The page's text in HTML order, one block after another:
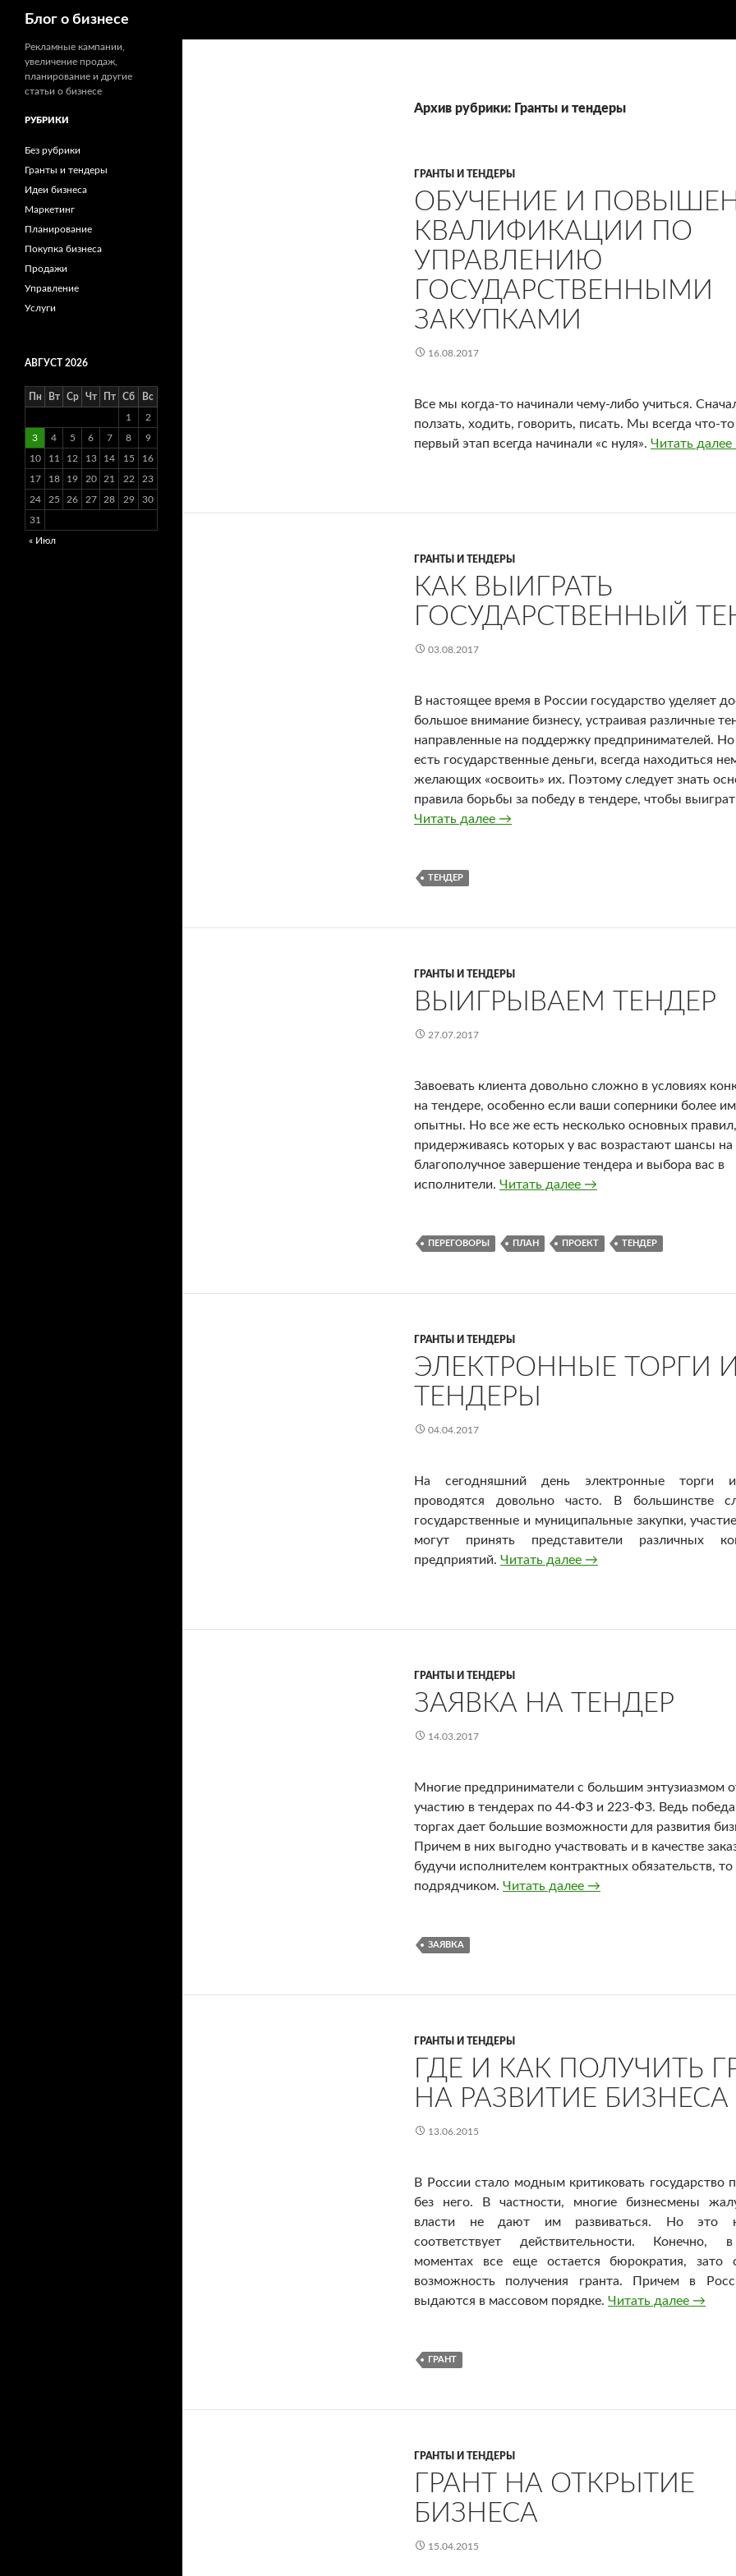
Блог о бизнесе
Архив рубрики: Гранты и тендеры
ГРАНТЫ И ТЕНДЕРЫ
ОБУЧЕНИЕ И
КВАЛИФИКАЦИИ ПО
УПРАВЛЕНИЮ
ГОСУДАРСТВЕННЫМИ
ЗАКУПКАМИ
16.08.2017
Все мы когда-то начинали чему-либо учиться.
ползать, ходить, говорить, писать. Мы всегда что-
первый этап всегда начинали «с нуля». Читать далее
ГРАНТЫ И ТЕНДЕРЫ
КАК ВЫИГРАТЬ
ГОСУДАРСТВЕННЫЙ
03.08.2017
В настоящее время в России государство уделяет
большое внимание бизнесу, устраивая различные
направленные на поддержку предпринимателей. Но
есть государственные деньги, всегда находиться
желающих «освоить» их. Поэтому следует знать
правила борьбы за победу в тендере, чтобы
Читать далее Как выиграть государственный тендер
→
ТЕНДЕР
ГРАНТЫ И ТЕНДЕРЫ
ВЫИГРЫВАЕМ ТЕНДЕР
27.07.2017
Завоевать клиента довольно сложно в условиях
на тендере, особенно если ваши соперники более
опытны. Но все же есть несколько основных правил,
придерживаясь которых у вас возрастают шансы на
благополучное завершение тендера и выбора вас в
исполнители. Читать далее Выигрываем тендер
→
ПЕРЕГОВОРЫ ПЛАН ПРОЕКТ ТЕНДЕР
ГРАНТЫ И ТЕНДЕРЫ
ЭЛЕКТРОННЫЕ ТОРГИ И
ТЕНДЕРЫ
04.04.2017
На сегодняшний день электронные торги
проводятся довольно часто. В большинстве
государственные и муниципальные закупки,
могут принять представители различных
предприятий. Читать далее Электронные торги и
→
ГРАНТЫ И ТЕНДЕРЫ
ЗАЯВКА НА ТЕНДЕР
14.03.2017
Многие предприниматели с большим энтузиазмом
участию в тендерах по 44-ФЗ и 223-ФЗ. Ведь победа
торгах дает большие возможности для развития
Причем в них выгодно участвовать и в качестве
будучи исполнителем контрактных обязательств, то
подрядчиком. Читать далее Заявка на тендер
→
ЗАЯВКА
ГРАНТЫ И ТЕНДЕРЫ
ГДЕ И КАК ПОЛУЧИТЬ
НА РАЗВИТИЕ БИЗНЕСА
13.06.2015
В России стало модным критиковать государство
без него. В частности, многие бизнесмены
власти не дают им развиваться. Но это
соответствует действительности. Конечно,
моментах все еще остается бюрократия, зато
возможность получения гранта. Причем в
выдаются в массовом порядке. Читать далее Где и
→
ГРАНТ
ГРАНТЫ И ТЕНДЕРЫ
ГРАНТ НА ОТКРЫТИЕ
БИЗНЕСА
15.04.2015
Рекламные кампании,
увеличение продаж,
планирование и другие
статьи о бизнесе
РУБРИКИ
Без рубрики
Гранты и тендеры
Идеи бизнеса
Маркетинг
Планирование
Покупка бизнеса
Продажи
Управление
Услуги
АВГУСТ 2026
Пн Вт Ср Чт Пт Сб Вс
1 2
3 4 5 6 7 8 9
10 11 12 13 14 15 16
17 18 19 20 21 22 23
24 25 26 27 28 29 30
31
« Июл